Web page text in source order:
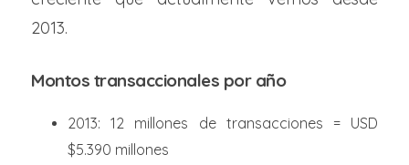
2013.
Montos transaccionales por año
2013: 12 millones de transacciones = USD
$5.390 millones